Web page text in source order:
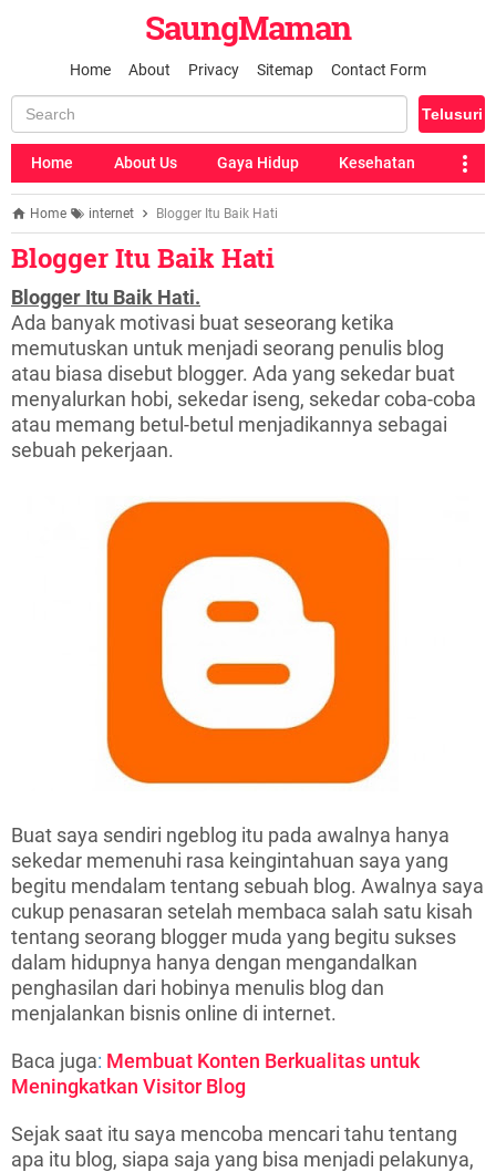
SaungMaman
Home About Privacy Sitemap Contact Form
Home About Us Gaya Hidup Kesehatan
Home internet Blogger Itu Baik Hati
Blogger Itu Baik Hati
Blogger Itu Baik Hati.
Ada banyak motivasi buat seseorang ketika
memutuskan untuk menjadi seorang penulis blog
atau biasa disebut blogger. Ada yang sekedar buat
menyalurkan hobi, sekedar iseng, sekedar coba-coba
atau memang betul-betul menjadikannya sebagai
sebuah pekerjaan.
Buat saya sendiri ngeblog itu pada awalnya hanya
sekedar memenuhi rasa keingintahuan saya yang
begitu mendalam tentang sebuah blog. Awalnya saya
cukup penasaran setelah membaca salah satu kisah
tentang seorang blogger muda yang begitu sukses
dalam hidupnya hanya dengan mengandalkan
penghasilan dari hobinya menulis blog dan
menjalankan bisnis online di internet.
Baca juga: Membuat Konten Berkualitas untuk
Meningkatkan Visitor Blog
Sejak saat itu saya mencoba mencari tahu tentang
apa itu blog, siapa saja yang bisa menjadi pelakunya,